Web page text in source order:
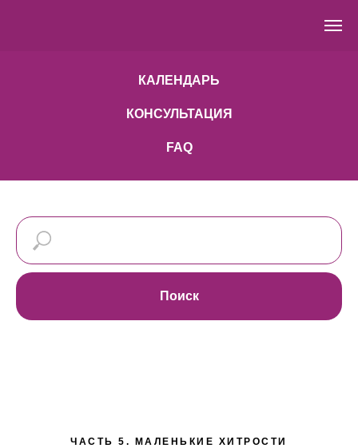
КАЛЕНДАРЬ
КОНСУЛЬТАЦИЯ
FAQ
Поиск
ЧАСТЬ 5. МАЛЕНЬКИЕ ХИТРОСТИ